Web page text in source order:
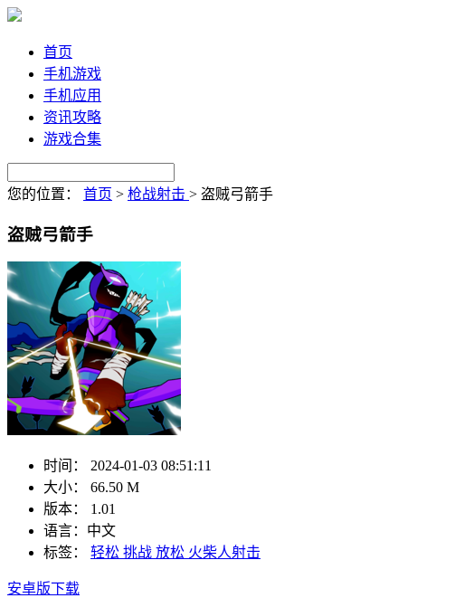
首页
手机游戏
手机应用
资讯攻略
游戏合集
您的位置： 首页 > 枪战射击 > 盗贼弓箭手
盗贼弓箭手
时间：
2024-01-03 08:51:11
大小：
66.50 M
版本：
1.01
语言： 中文
标签：
轻松 挑战 放松 火柴人射击
安卓版下载